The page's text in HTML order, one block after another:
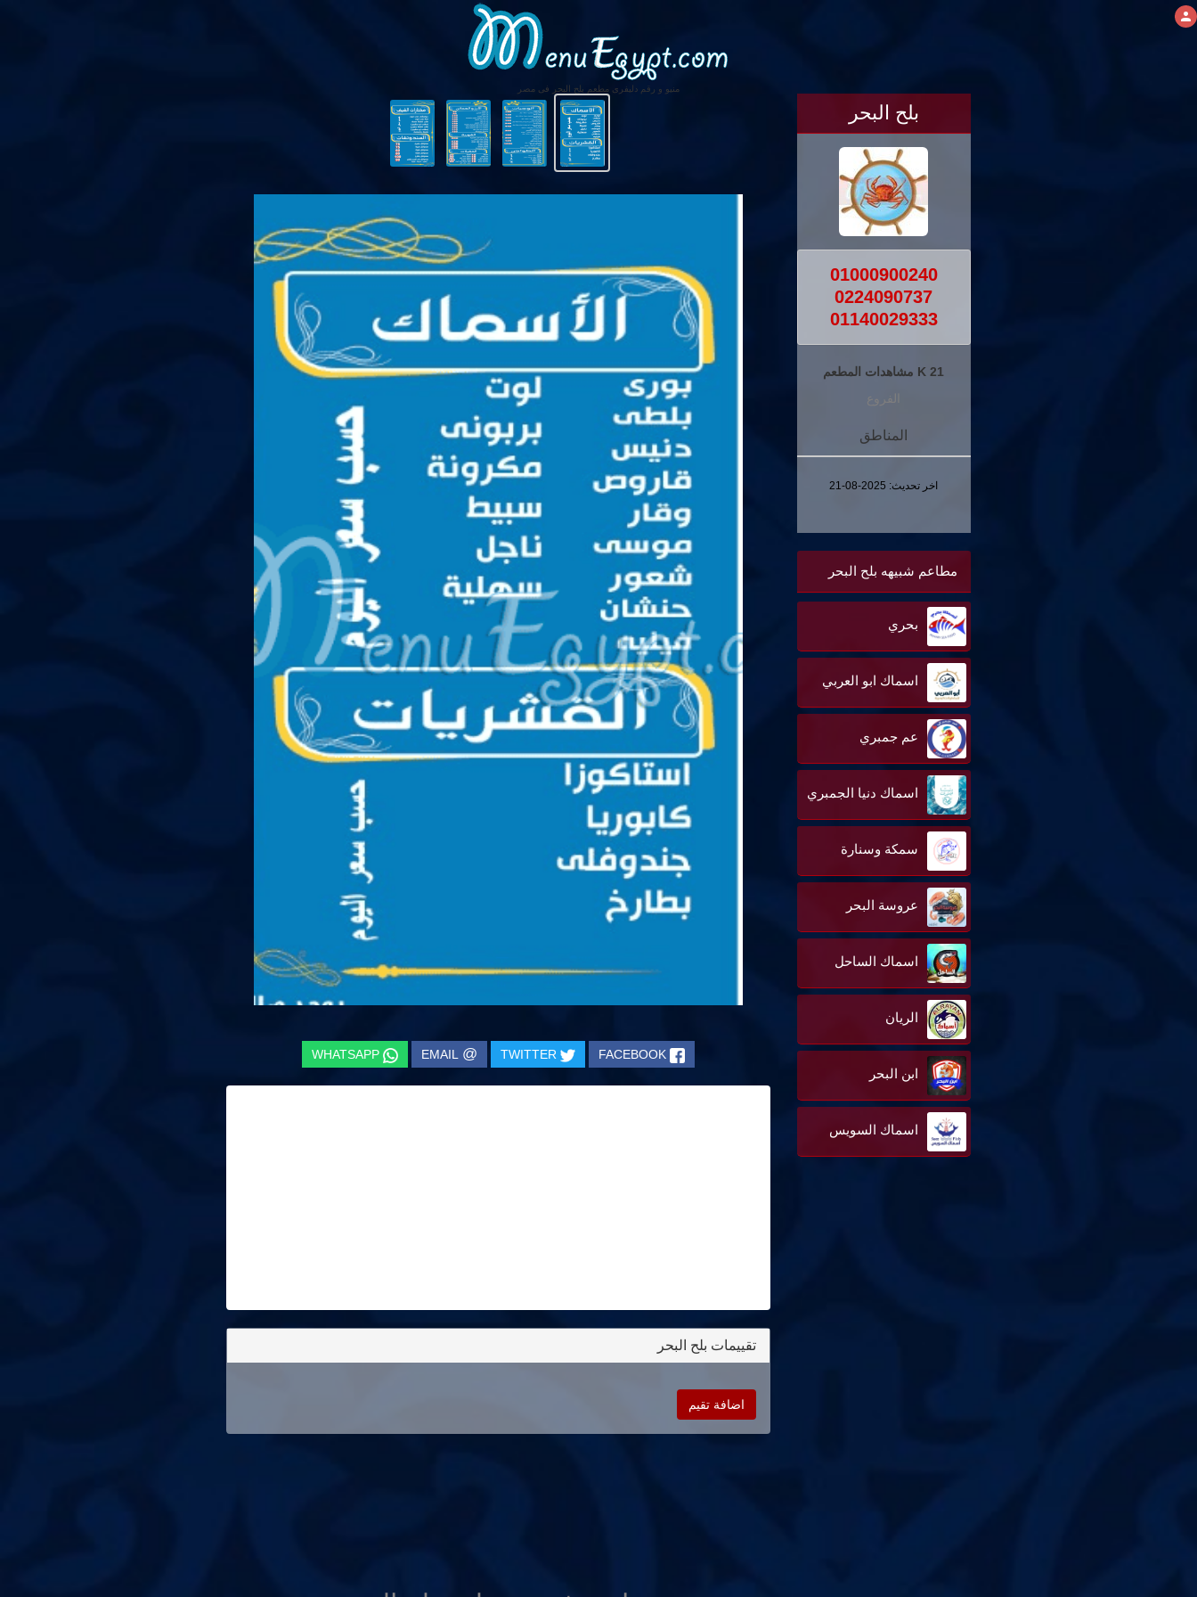
منيو و رقم دليفرى مطعم بلح البحر فى مصر
بلح البحر
01000900240
0224090737
01140029333
21 K مشاهدات المطعم
الفروع
المناطق
اخر تحديث: 2025-08-21
مطاعم شبيهه بلح البحر
بحري
اسماك ابو العربي
عم جمبري
اسماك دنيا الجمبري
سمكة وسنارة
عروسة البحر
اسماك الساحل
الريان
ابن البحر
اسماك السويس
FACEBOOK
TWITTER
@
EMAIL
WHATSAPP
تقييمات بلح البحر
اضافة تقيم